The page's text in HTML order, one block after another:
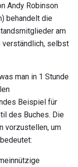
Andy Robinson
behandelt die
am
verständlich, selbst
man in 1 Stunde
Beispiel für
des Buches. Die
vorzustellen, um